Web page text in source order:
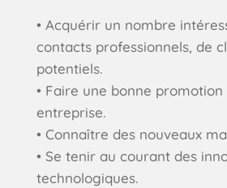
• Acquérir un nombre
contacts professionnels, de
potentiels.
• Faire une bonne
entreprise.
• Connaître des nouveaux
• Se tenir au courant des
technologiques.